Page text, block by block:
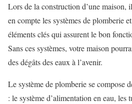
Lors de la construction d’une maison,
en compte les systèmes de plomberie
éléments clés qui assurent le bon
Sans ces systèmes, votre maison
des dégâts des eaux à l’avenir.
Le système de plomberie se compose
: le système d’alimentation en eau, les